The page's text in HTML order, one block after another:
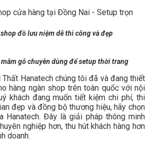
đồ lưu niệm dễ thi công và đẹp
gỗ chuyên dùng để setup thời trang
Hanatech chúng tôi đã và đang thiết
hàng ngàn shop trên toàn quốc với nội
khách đang muốn tiết kiệm chi phí, thi
đẹp và đồng bộ thương hiệu, hãy chọn
Hanatech. Đây là giải pháp thông minh
nghiệp hơn, thu hút khách hàng hơn
doanh.